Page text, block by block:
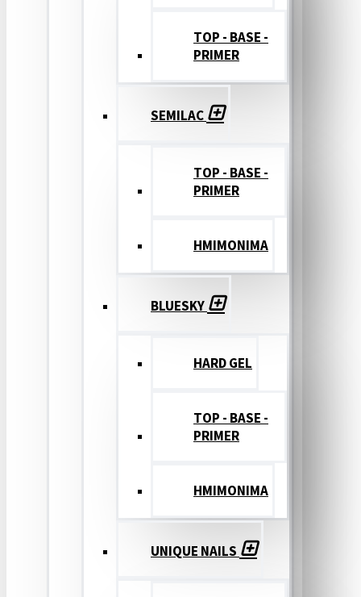
TOP - BASE -
PRIMER
SEMILAC
TOP - BASE -
PRIMER
ΗΜΙΜΟΝΙΜΑ
BLUESKY
HARD GEL
TOP - BASE -
PRIMER
ΗΜΙΜΟΝΙΜΑ
UNIQUE NAILS